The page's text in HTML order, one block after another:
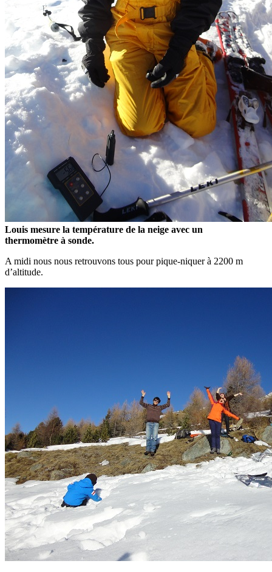
Louis mesure la température de la neige avec un
thermomètre à sonde.
A midi nous nous retrouvons tous pour pique-niquer à 2200 m
d’altitude.